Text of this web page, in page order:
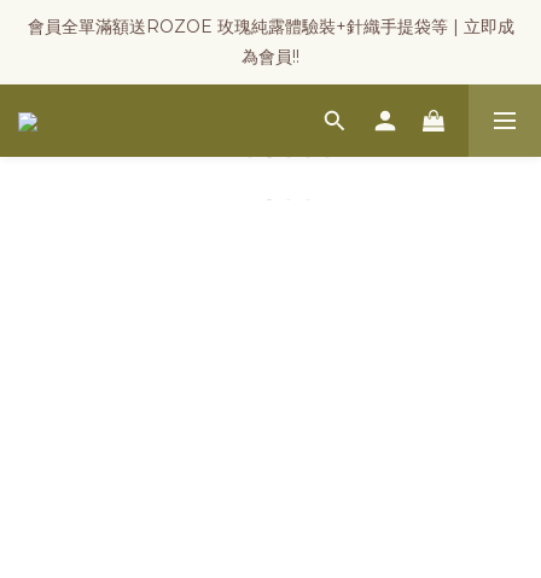
會員全單滿額送ROZOE 玫瑰純露體驗裝+針織手提袋等 | 立即成
為會員!!